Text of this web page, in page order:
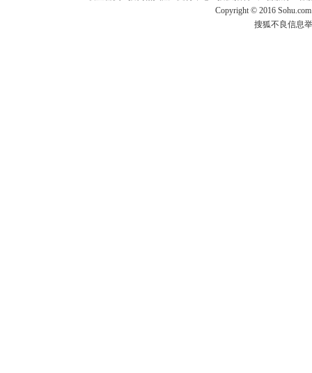
Copyright © 2016
搜狐不良信息